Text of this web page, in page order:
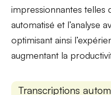
impressionnantes telles
automatisé et l’analyse
optimisant ainsi
augmentant la
Transcriptions